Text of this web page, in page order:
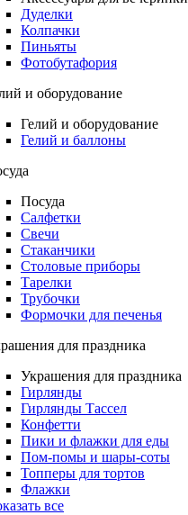
Дуделки
Колпачки
Пиньяты
Фотобутафория
и оборудование
Гелий и оборудование
Гелий и баллоны
Посуда
Салфетки
Свечи
Стаканчики
Столовые приборы
Тарелки
Трубочки
Формочки для печенья
для праздника
Украшения для праздника
Гирлянды
Гирлянды Тассел
Конфетти
Пики и флажки для еды
Пом-помы и шары-соты
Топперы для тортов
Флажки
все